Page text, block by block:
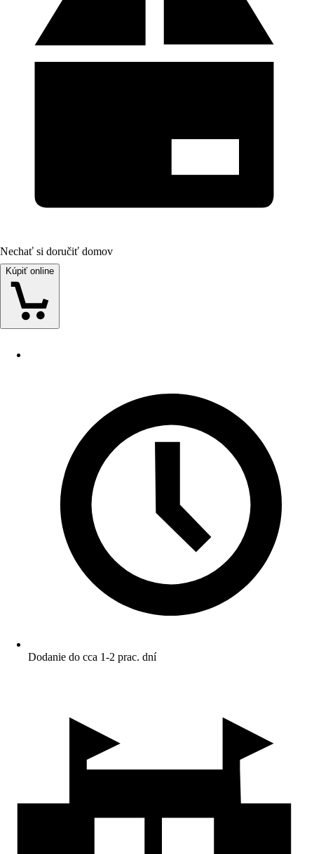
Nechať si doručiť domov
Kúpiť online
Dodanie do cca 1-2 prac. dní